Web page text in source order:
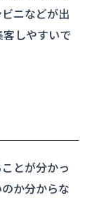
ニなどが出
しやすいで
とが分かっ
か分からな